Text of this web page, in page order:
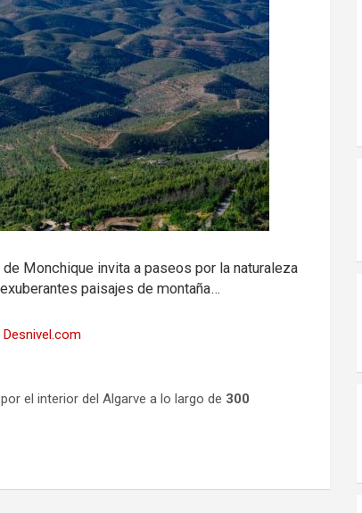
Monchique invita a paseos por la naturaleza
paisajes de montaña…
el interior del Algarve a lo largo de 300